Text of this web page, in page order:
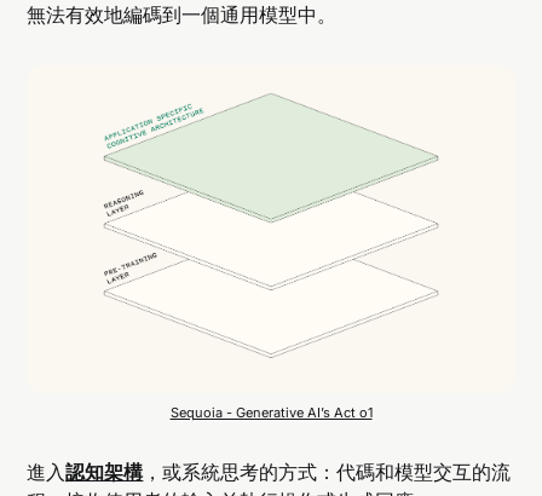
無法有效地編碼到一個通用模型中。
Sequoia - Generative AI’s Act o1
進入認知架構 ，或系統思考的方式：代碼和模型交互的流